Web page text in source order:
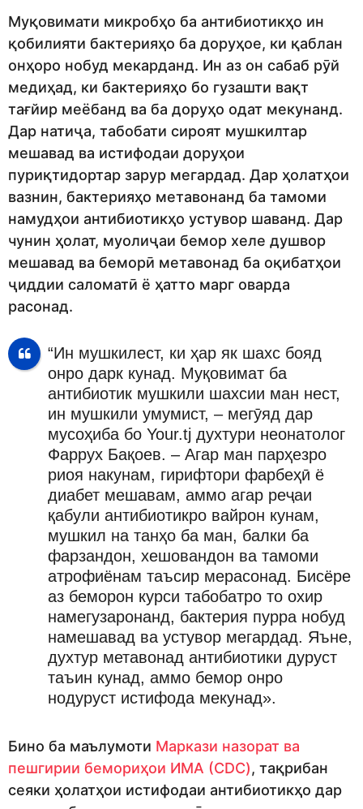
Муқовимати микробҳо ба антибиотикҳо ин
қобилияти бактерияҳо ба доруҳое, ки қаблан
онҳоро нобуд мекарданд. Ин аз он сабаб рӯй
медиҳад, ки бактерияҳо бо гузашти вақт
тағйир меёбанд ва ба доруҳо одат мекунанд.
Дар натиҷа, табобати сироят мушкилтар
мешавад ва истифодаи доруҳои
пуриқтидортар зарур мегардад. Дар ҳолатҳои
вазнин, бактерияҳо метавонанд ба тамоми
намудҳои антибиотикҳо устувор шаванд. Дар
чунин ҳолат, муолиҷаи бемор хеле душвор
мешавад ва беморӣ метавонад ба оқибатҳои
ҷиддии саломатӣ ё ҳатто марг оварда
расонад.
“Ин мушкилест, ки ҳар як шахс бояд
онро дарк кунад. Муқовимат ба
антибиотик мушкили шахсии ман нест,
ин мушкили умумист, – мегӯяд дар
мусоҳиба бо Your.tj духтури неонатолог
Фаррух Бақоев. – Агар ман парҳезро
риоя накунам, гирифтори фарбеҳӣ ё
диабет мешавам, аммо агар реҷаи
қабули антибиотикро вайрон кунам,
мушкил на танҳо ба ман, балки ба
фарзандон, хешовандон ва тамоми
атрофиёнам таъсир мерасонад. Бисёре
аз беморон курси табобатро то охир
намегузаронанд, бактерия пурра нобуд
намешавад ва устувор мегардад. Яъне,
духтур метавонад антибиотики дуруст
таъин кунад, аммо бемор онро
нодуруст истифода мекунад».
Бино ба маълумоти Маркази назорат ва
пешгирии бемориҳои ИМА (CDC), тақрибан
сеяки ҳолатҳои истифодаи антибиотикҳо дар